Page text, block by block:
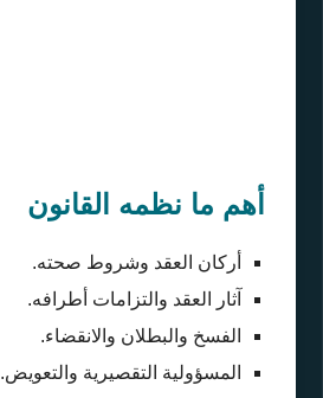
أهم ما نظمه القانون
أركان العقد وشروط صحته.
آثار العقد والتزامات أطرافه.
الفسخ والبطلان والانقضاء.
المسؤولية التقصيرية والتعويض.